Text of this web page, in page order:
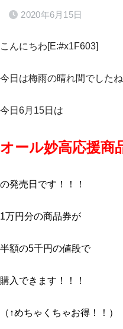
2020年6月15日
こんにちわ[E:#x1F603]
今日は梅雨の晴れ間でした
今日6月15日は
オール妙高応援商
の発売日です！！！
1万円分の商品券が
半額の5千円の値段で
購入できます！！！
（↑めちゃくちゃお得！！）